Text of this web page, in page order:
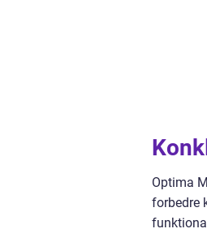
Optima
forbedre